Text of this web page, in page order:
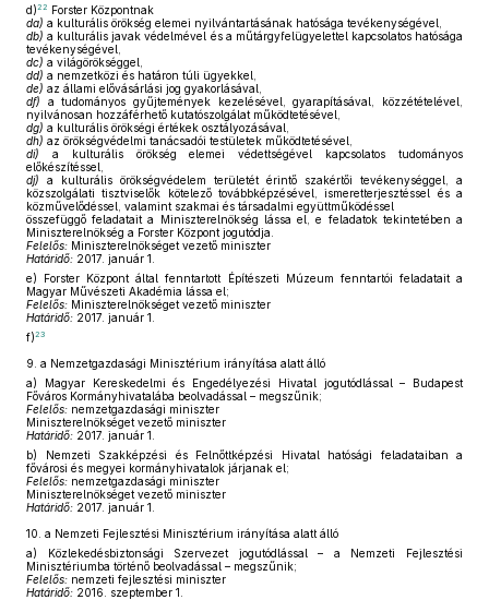
d)22 Forster Központnak
da) a kulturális örökség elemei nyilvántartásának hatósága tevékenységével,
db) a kulturális javak védelmével és a műtárgyfelügyelettel kapcsolatos hatósága
tevékenységével,
dc) a világörökséggel,
dd) a nemzetközi és határon túli ügyekkel,
de) az állami elővásárlási jog gyakorlásával,
df) a tudományos gyűjtemények kezelésével, gyarapításával, közzétételével,
nyilvánosan hozzáférhető kutatószolgálat működtetésével,
dg) a kulturális örökségi értékek osztályozásával,
dh) az örökségvédelmi tanácsadói testületek működtetésével,
di) a kulturális örökség elemei védettségével kapcsolatos tudományos
előkészítéssel,
dj) a kulturális örökségvédelem területét érintő szakértői tevékenységgel, a
közszolgálati tisztviselők kötelező továbbképzésével, ismeretterjesztéssel és a
közművelődéssel, valamint szakmai és társadalmi együttműködéssel
összefüggő feladatait a Miniszterelnökség lássa el, e feladatok tekintetében a
Miniszterelnökség a Forster Központ jogutódja.
Felelős: Miniszterelnökséget vezető miniszter
Határidő: 2017. január 1.
e) Forster Központ által fenntartott Építészeti Múzeum fenntartói feladatait a
Magyar Művészeti Akadémia lássa el;
Felelős: Miniszterelnökséget vezető miniszter
Határidő: 2017. január 1.
f)23
9. a Nemzetgazdasági Minisztérium irányítása alatt álló
a) Magyar Kereskedelmi és Engedélyezési Hivatal jogutódlással – Budapest
Főváros Kormányhivatalába beolvadással – megszűnik;
Felelős: nemzetgazdasági miniszter
Miniszterelnökséget vezető miniszter
Határidő: 2017. január 1.
b) Nemzeti Szakképzési és Felnőttképzési Hivatal hatósági feladataiban a
fővárosi és megyei kormányhivatalok járjanak el;
Felelős: nemzetgazdasági miniszter
Miniszterelnökséget vezető miniszter
Határidő: 2017. január 1.
10. a Nemzeti Fejlesztési Minisztérium irányítása alatt álló
a) Közlekedésbiztonsági Szervezet jogutódlással – a Nemzeti Fejlesztési
Minisztériumba történő beolvadással – megszűnik;
Felelős: nemzeti fejlesztési miniszter
Határidő: 2016. szeptember 1.